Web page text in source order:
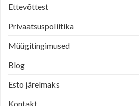
Ettevõttest
Privaatsuspoliitika
Müügitingimused
Blog
Esto järelmaks
Kontakt